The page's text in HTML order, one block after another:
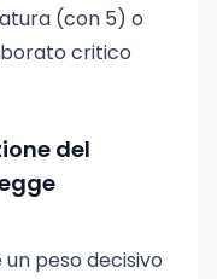
(con 5) o
critico
del
peso decisivo